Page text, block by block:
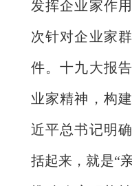
发挥企业家作
次针对企业家
件。十九大报
业家精神，构
近平总书记明
括起来，就是“